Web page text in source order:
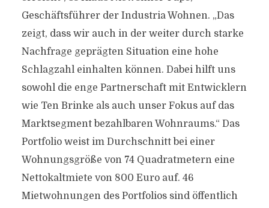
Geschäftsführer der Industria Wohnen. „Das
zeigt, dass wir auch in der weiter durch starke
Nachfrage geprägten Situation eine hohe
Schlagzahl einhalten können. Dabei hilft uns
sowohl die enge Partnerschaft mit Entwicklern
wie Ten Brinke als auch unser Fokus auf das
Marktsegment bezahlbaren Wohnraums.“ Das
Portfolio weist im Durchschnitt bei einer
Wohnungsgröße von 74 Quadratmetern eine
Nettokaltmiete von 800 Euro auf. 46
Mietwohnungen des Portfolios sind öffentlich